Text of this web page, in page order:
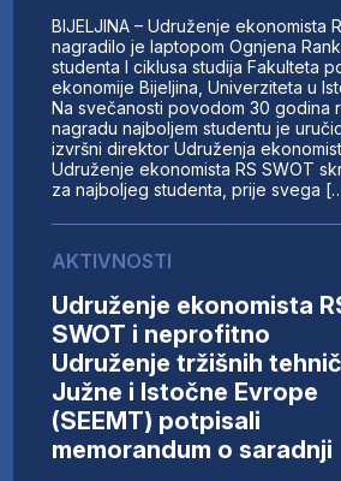
BIJELJINA – Udruženje ekonomista
nagradilo je laptopom Ognjena
studenta I ciklusa studija Fakulteta
ekonomije Bijeljina, Univerziteta u
Na svečanosti povodom 30 godina
nagradu najboljem studentu je
izvršni direktor Udruženja
Udruženje ekonomista RS SWOT
za najboljeg studenta, prije svega
AKTIVNOSTI
Udruženje ekonomista
SWOT i neprofitno
Udruženje tržišnih
Južne i Istočne Evrope
(SEEMT) potpisali
memorandum o saradnji